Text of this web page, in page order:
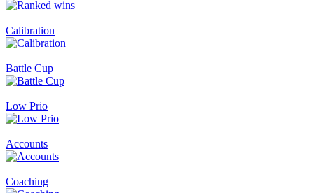
Calibration
Battle Cup
Low Prio
Accounts
Coaching